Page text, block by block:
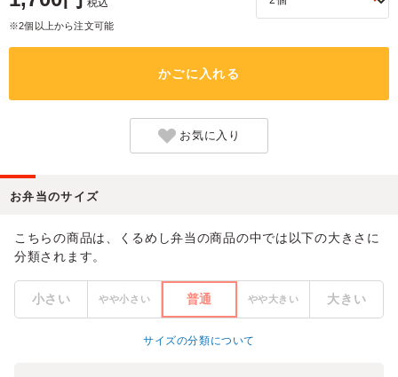
※2個以上から注文可能
かごに入れる
お気に入り
お弁当のサイズ
こちらの商品は、くるめし弁当の商品の中では以下の大きさに
分類されます。
小さい やや小さい 普通 やや大きい 大きい
サイズの分類について